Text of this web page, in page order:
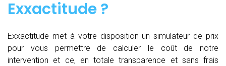
Exxactitude ?
Exxactitude met à votre disposition un simulateur de prix
pour vous permettre de calculer le coût de notre
intervention et ce, en totale transparence et sans frais